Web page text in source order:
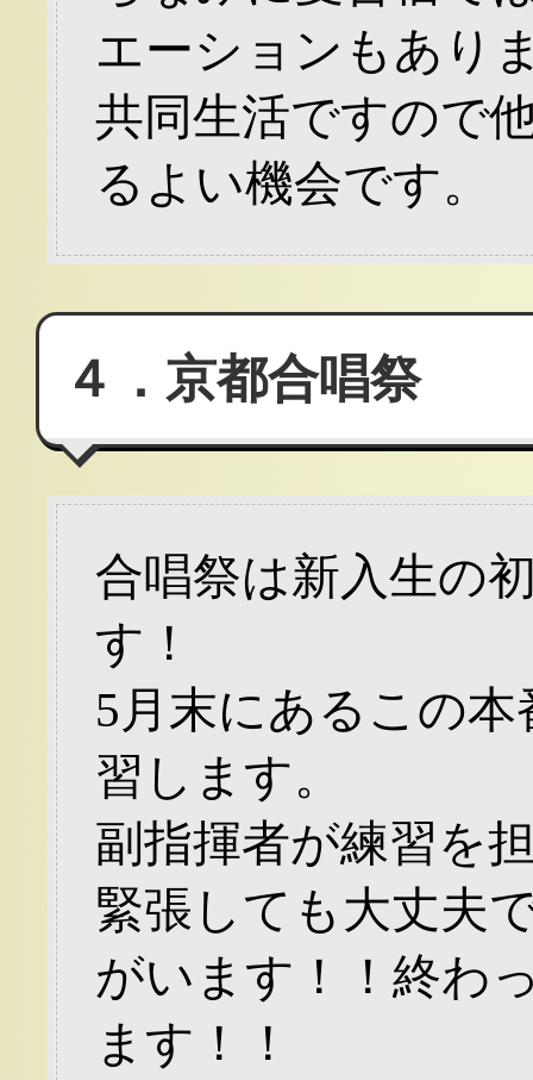
エーションもあり
共同生活ですので
るよい機会です。
４．京都合唱祭
合唱祭は新入生の
す！
5月末にあるこの
習します。
副指揮者が練習を
緊張しても大丈夫
がいます！！終わ
ます！！